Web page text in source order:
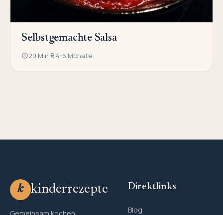
Selbstgemachte Salsa
20 Min 4-6 Monate
k kinderrezepte
Gemeinsam kochen,
Direktlinks
Blog